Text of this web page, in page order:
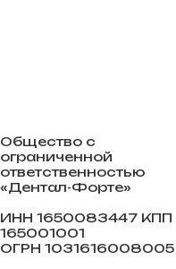
Общество с
ограниченной
ответственностью
«Дентал-Форте»
ИНН 1650083447 КПП
165001001
ОГРН 1031616008005